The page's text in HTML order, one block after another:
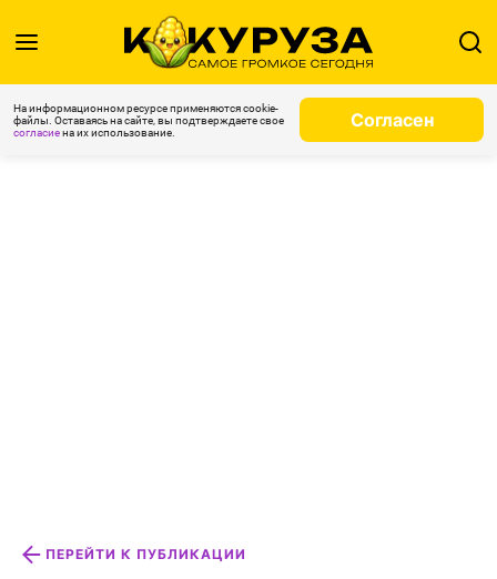
На информационном ресурсе применяются cookie-
файлы. Оставаясь на сайте, вы подтверждаете свое
согласиена их использование.
Согласен
ПЕРЕЙТИ К ПУБЛИКАЦИИ